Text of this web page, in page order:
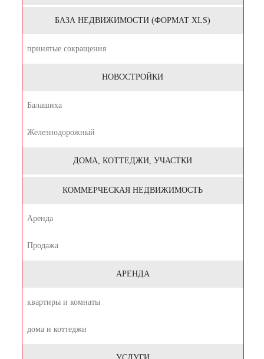
БАЗА НЕДВИЖИМОСТИ (ФОРМАТ XLS)
принятые сокращения
НОВОСТРОЙКИ
Балашиха
Железнодорожный
ДОМА, КОТТЕДЖИ, УЧАСТКИ
КОММЕРЧЕСКАЯ НЕДВИЖИМОСТЬ
Аренда
Продажа
АРЕНДА
квартиры и комнаты
дома и коттеджи